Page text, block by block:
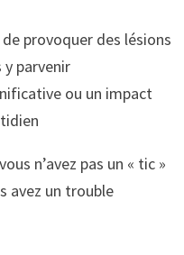
provoquer des lésions
y parvenir
ou un impact
n’avez pas un « tic »
avez un trouble